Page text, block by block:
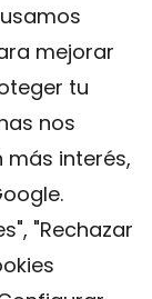
mejorar
tu
nos
interés,
"Rechazar